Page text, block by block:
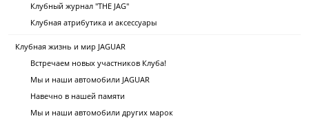
Клубный журнал "THE JAG"
Клубная атрибутика и аксессуары
Клубная жизнь и мир JAGUAR
Встречаем новых участников Клуба!
Мы и наши автомобили JAGUAR
Навечно в нашей памяти
Мы и наши автомобили других марок